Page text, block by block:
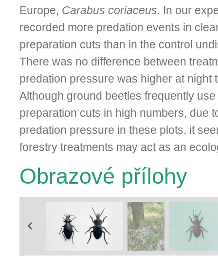
Europe, Carabus coriaceus. In our
recorded more predation events in
preparation cuts than in the control
There was no difference between
predation pressure was higher at night
Although ground beetles frequently
preparation cuts in high numbers, due
predation pressure in these plots, it
forestry treatments may act as an
Obrazové přílohy